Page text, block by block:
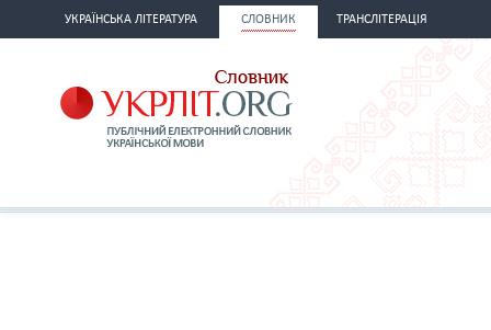
УКРАЇНСЬКА ЛІТЕРАТУРА СЛОВНИК ТРАНСЛІТЕРАЦІЯ